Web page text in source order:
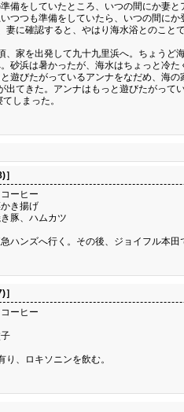
備をしていたところ、いつの間にか妻と
つつも準備をしていたら、いつの間にか
妻に確認すると、やはり海水浴とのこと
、家を出発して九十九里浜へ。ちょうど
砂浜は暑かったが、海水はちょっと冷た
遊びたがっているアンナをなだめ、海
出てきた。アンナはもっと遊びたがって
しまった。
］
ーヒー
き揚げ
豚、ハムカツ
ハンズへ行く。その後、ジョイフル本
］
ーヒー
、ロキソニンを飲む。